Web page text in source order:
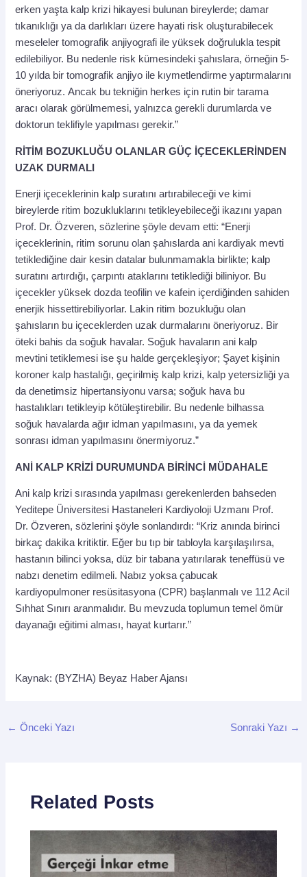
erken yaşta kalp krizi hikayesi bulunan bireylerde; damar
tıkanıklığı ya da darlıkları üzere hayati risk oluşturabilecek
meseleler tomografik anjiyografi ile yüksek doğrulukla tespit
edilebiliyor. Bu nedenle risk kümesindeki şahıslara, örneğin 5-
10 yılda bir tomografik anjiyo ile kıymetlendirme yaptırmalarını
öneriyoruz. Ancak bu tekniğin herkes için rutin bir tarama
aracı olarak görülmemesi, yalnızca gerekli durumlarda ve
doktorun teklifiyle yapılması gerekir.”
RİTİM BOZUKLUĞU OLANLAR GÜÇ İÇECEKLERİNDEN
UZAK DURMALI
Enerji içeceklerinin kalp suratını artırabileceği ve kimi
bireylerde ritim bozukluklarını tetikleyebileceği ikazını yapan
Prof. Dr. Özveren, sözlerine şöyle devam etti: “Enerji
içeceklerinin, ritim sorunu olan şahıslarda ani kardiyak mevti
tetiklediğine dair kesin datalar bulunmamakla birlikte; kalp
suratını artırdığı, çarpıntı ataklarını tetiklediği biliniyor. Bu
içecekler yüksek dozda teofilin ve kafein içerdiğinden sahiden
enerjik hissettirebiliyorlar. Lakin ritim bozukluğu olan
şahısların bu içeceklerden uzak durmalarını öneriyoruz. Bir
öteki bahis da soğuk havalar. Soğuk havaların ani kalp
mevtini tetiklemesi ise şu halde gerçekleşiyor; Şayet kişinin
koroner kalp hastalığı, geçirilmiş kalp krizi, kalp yetersizliği ya
da denetimsiz hipertansiyonu varsa; soğuk hava bu
hastalıkları tetikleyip kötüleştirebilir. Bu nedenle bilhassa
soğuk havalarda ağır idman yapılmasını, ya da yemek
sonrası idman yapılmasını önermiyoruz.”
ANİ KALP KRİZİ DURUMUNDA BİRİNCİ MÜDAHALE
Ani kalp krizi sırasında yapılması gerekenlerden bahseden
Yeditepe Üniversitesi Hastaneleri Kardiyoloji Uzmanı Prof.
Dr. Özveren, sözlerini şöyle sonlandırdı: “Kriz anında birinci
birkaç dakika kritiktir. Eğer bu tıp bir tabloyla karşılaşılırsa,
hastanın bilinci yoksa, düz bir tabana yatırılarak teneffüsü ve
nabzı denetim edilmeli. Nabız yoksa çabucak
kardiyopulmoner resüsitasyona (CPR) başlanmalı ve 112 Acil
Sıhhat Sınırı aranmalıdır. Bu mevzuda toplumun temel ömür
dayanağı eğitimi alması, hayat kurtarır.”
Kaynak: (BYZHA) Beyaz Haber Ajansı
← Önceki Yazı Sonraki Yazı →
Related Posts